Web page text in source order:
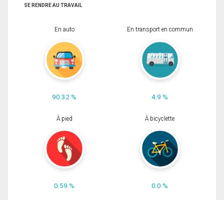
SE RENDRE AU TRAVAIL
En auto
90.32 %
En transport en commun
4.9 %
À pied
0.59 %
À bicyclette
0.0 %